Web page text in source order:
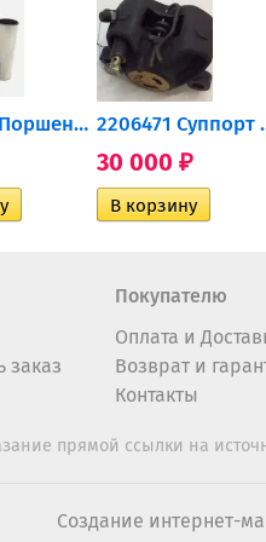
0905-216 Поршень Arctic Cat...
30 000 ₽
заказ
Покупателю
Оплата и
Возврат и
Контакты
прямой ссылки на
Создание интернет-